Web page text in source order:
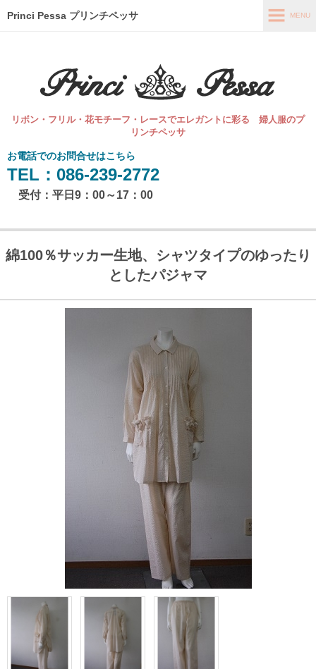
Princi Pessa プリンチペッサ
リボン・フリル・花モチーフ・レースでエレガントに彩る 婦人服のプ
リンチペッサ
お電話でのお問合せはこちら
TEL：086-239-2772
受付：平日9：00～17：00
MENU
直販オンラインショップ
最新情報
コンセプト
会社概要
綿100％サッカー生地、シャツタイプのゆったり
としたパジャマ